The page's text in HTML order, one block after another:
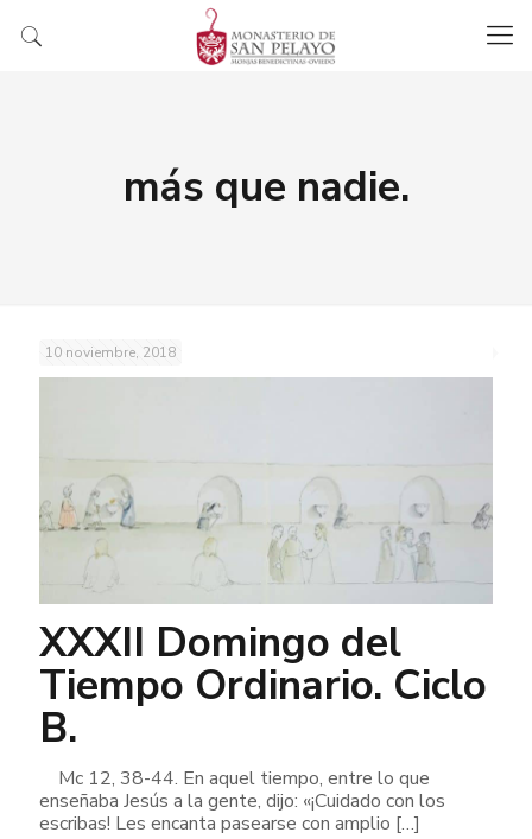
más que nadie.
10 noviembre, 2018
XXXII Domingo del
Tiempo Ordinario. Ciclo
B.
Mc 12, 38-44. En aquel tiempo, entre lo que
enseñaba Jesús a la gente, dijo: «¡Cuidado con los
escribas! Les encanta pasearse con amplio […]